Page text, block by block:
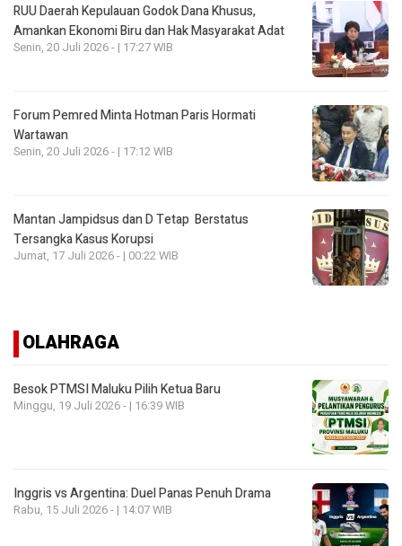
RUU Daerah Kepulauan Godok Dana Khusus,
Amankan Ekonomi Biru dan Hak Masyarakat Adat
Senin, 20 Juli 2026 - | 17:27 WIB
Forum Pemred Minta Hotman Paris Hormati
Wartawan
Senin, 20 Juli 2026 - | 17:12 WIB
Mantan Jampidsus dan D Tetap Berstatus
Tersangka Kasus Korupsi
Jumat, 17 Juli 2026 - | 00:22 WIB
OLAHRAGA
Besok PTMSI Maluku Pilih Ketua Baru
Minggu, 19 Juli 2026 - | 16:39 WIB
Inggris vs Argentina: Duel Panas Penuh Drama
Rabu, 15 Juli 2026 - | 14:07 WIB